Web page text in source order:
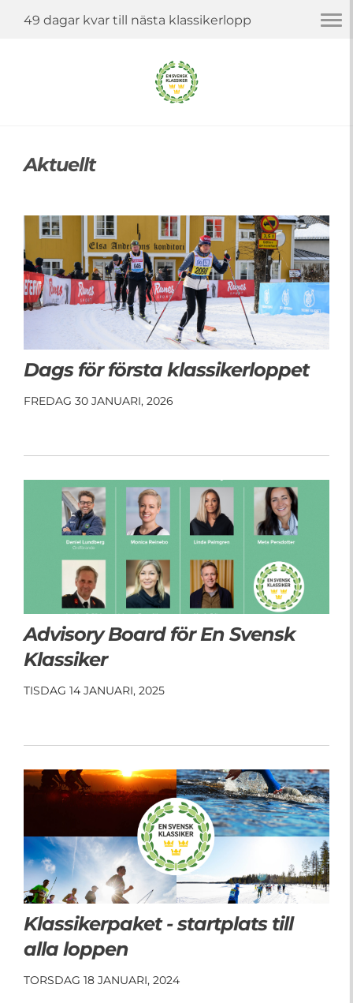
49 dagar kvar till nästa klassikerlopp
Aktuellt
Dags för första klassikerloppet
FREDAG 30 JANUARI, 2026
Advisory Board för En Svensk
Klassiker
TISDAG 14 JANUARI, 2025
Klassikerpaket - startplats till
alla loppen
TORSDAG 18 JANUARI, 2024